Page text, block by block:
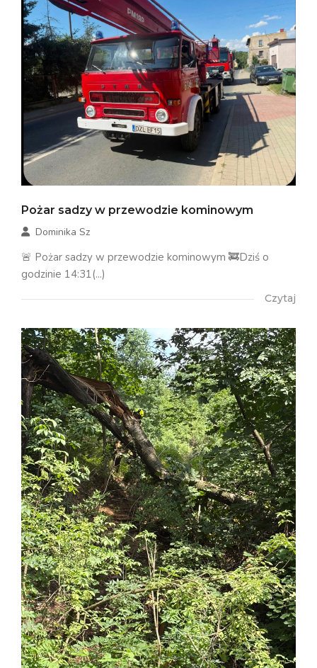
Pożar sadzy w przewodzie kominowym
Dominika Sz
🚨 Pożar sadzy w przewodzie kominowym 🚒Dziś o
godzinie 14:31(...)
Czytaj